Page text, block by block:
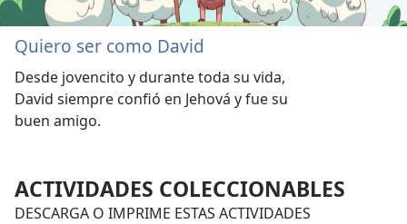
Quiero ser como David
Desde jovencito y durante toda su vida,
David siempre confió en Jehová y fue su
buen amigo.
ACTIVIDADES COLECCIONABLES
DESCARGA O IMPRIME ESTAS ACTIVIDADES